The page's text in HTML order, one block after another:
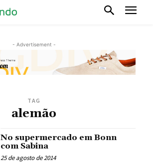
- Advertisement -
TAG
alemão
No supermercado em Bonn
com Sabina
25 de agosto de 2014